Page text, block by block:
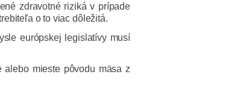
zdravotné riziká v prípade
o to viac dôležitá.
európskej legislatívy musí
mieste pôvodu mäsa z